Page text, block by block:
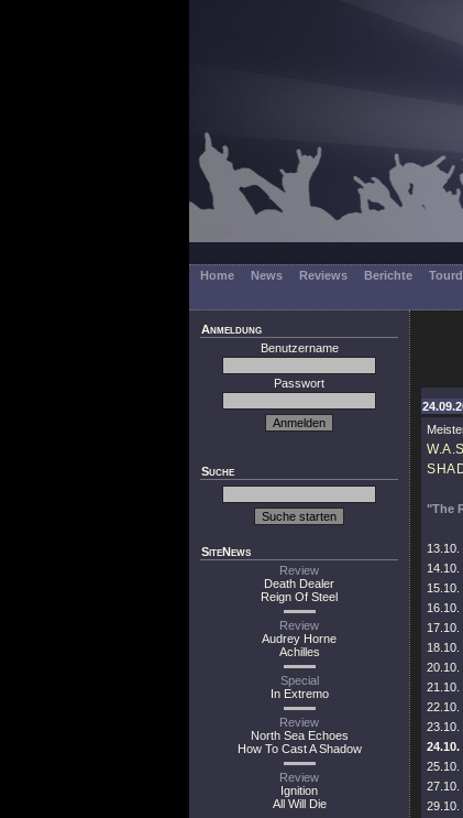
Home News Reviews Berichte
Anmeldung
Benutzername
Passwort
Suche
SiteNews
Review
Death Dealer
Reign Of Steel
Review
Audrey Horne
Achilles
Special
In Extremo
Review
North Sea Echoes
How To Cast A Shadow
Review
Ignition
All Will Die
"The
17.10.
20.10.
21.10.
22.10.
23.10.
25.10.
27.10.
29.10.